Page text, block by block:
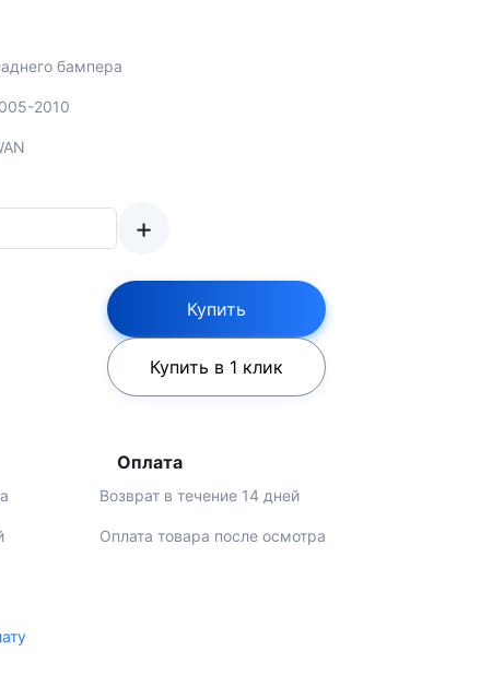
бампера
2010
+
Купить
Купить в 1 клик
Оплата
Возврат в течение 14 дней
Оплата товара после осмотра